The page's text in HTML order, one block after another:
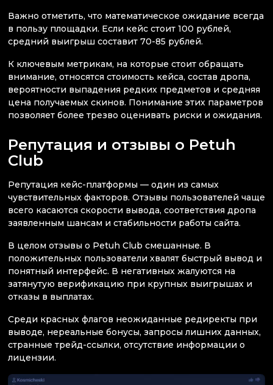
Важно отметить, что математическое ожидание всегда
в пользу площадки. Если кейс стоит 100 рублей,
средний выигрыш составит 70-85 рублей.
К ключевым метрикам, на которые стоит обращать
внимание, относятся стоимость кейса, состав дропа,
вероятности выпадения редких предметов и средняя
цена получаемых скинов. Понимание этих параметров
позволяет более трезво оценивать риски и ожидания.
Репутация и отзывы о Petuh
Club
Репутация кейс-платформы — один из самых
чувствительных факторов. Отзывы пользователей чаще
всего касаются скорости вывода, соответствия дропа
заявленным шансам и стабильности работы сайта.
В целом отзывы о Petuh Club смешанные. В
положительных пользователи хвалят быстрый вывод и
понятный интерфейс. В негативных жалуются на
затянутую верификацию при крупных выигрышах и
отказы в выплатах.
Среди красных флагов неожиданные редиректы при
выводе, нереальные бонусы, запросы лишних данных,
странные трейд-ссылки, отсутствие информации о
лицензии.